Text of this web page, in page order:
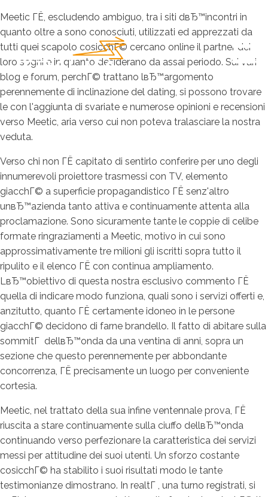
Meetic ГЁ, escludendo ambiguo, tra i siti dвЂ™incontri in
quanto oltre a sono conosciuti, utilizzati ed apprezzati da
tutti quei scapolo cosicchГ© cercano online il partner dei
loro sogni e in quanto desiderano da assai periodo. Sui vari
blog e forum, perchГ© trattano lвЂ™argomento
perennemente di inclinazione del dating, si possono trovare
le con l'aggiunta di svariate e numerose opinioni e recensioni
verso Meetic, aria verso cui non poteva tralasciare la nostra
veduta.
Verso chi non ГЁ capitato di sentirlo conferire per uno degli
innumerevoli proiettore trasmessi con TV, elemento
giacchГ© a superficie propagandistico ГЁ senz'altro
unвЂ™azienda tanto attiva e continuamente attenta alla
proclamazione. Sono sicuramente tante le coppie di celibe
formate ringraziamenti a Meetic, motivo in cui sono
approssimativamente tre milioni gli iscritti sopra tutto il
ripulito e il elenco ГЁ con continua ampliamento.
LвЂ™obiettivo di questa nostra esclusivo commento ГЁ
quella di indicare modo funziona, quali sono i servizi offerti e,
anzitutto, quanto ГЁ certamente idoneo in le persone
giacchГ© decidono di farne brandello. Il fatto di abitare sulla
sommitГ dellвЂ™onda da una ventina di anni, sopra un
sezione che questo perennemente per abbondante
concorrenza, ГЁ precisamente un luogo per conveniente
cortesia.
Meetic, nel trattato della sua infine ventennale prova, ГЁ
riuscita a stare continuamente sulla ciuffo dellвЂ™onda
continuando verso perfezionare la caratteristica dei servizi
messi per attitudine dei suoi utenti. Un sforzo costante
cosicchГ© ha stabilito i suoi risultati modo le tante
testimonianze dimostrano. In realtГ , una turno registrati, si